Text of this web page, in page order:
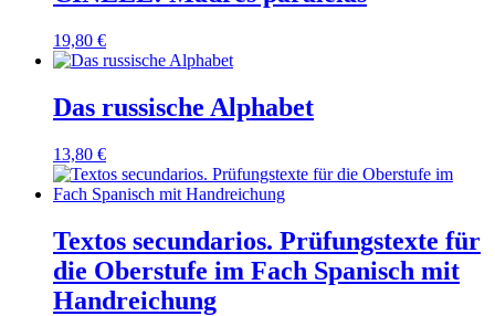
19,80 €
Das russische Alphabet
13,80 €
Textos secundarios. Prüfungstexte für
die Oberstufe im Fach Spanisch mit
Handreichung